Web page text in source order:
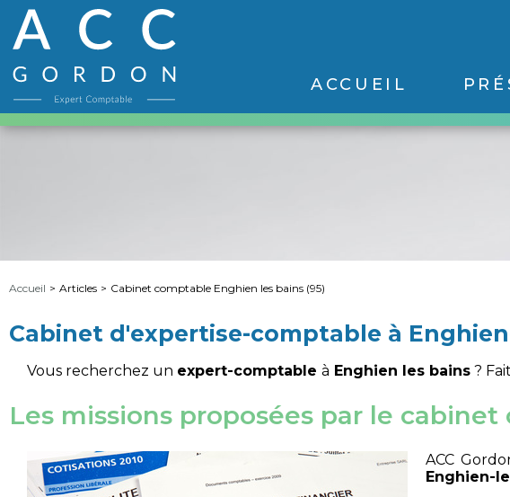
ACCUEIL
Accueil > Articles > Cabinet comptable Enghien les bains (95)
Cabinet d'expertise-comptable à
Vous recherchez un expert-comptable à Enghien les bains ?
Les missions proposées par le
ACC
Enghien-